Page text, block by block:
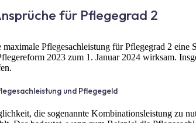
für Pflegegrad 2
maximale Pflegesachleistung für Pflegegrad 2
2023 zum 1. Januar 2024 wirksam.
und Pflegegeld
die sogenannte Kombinationsleistung zu